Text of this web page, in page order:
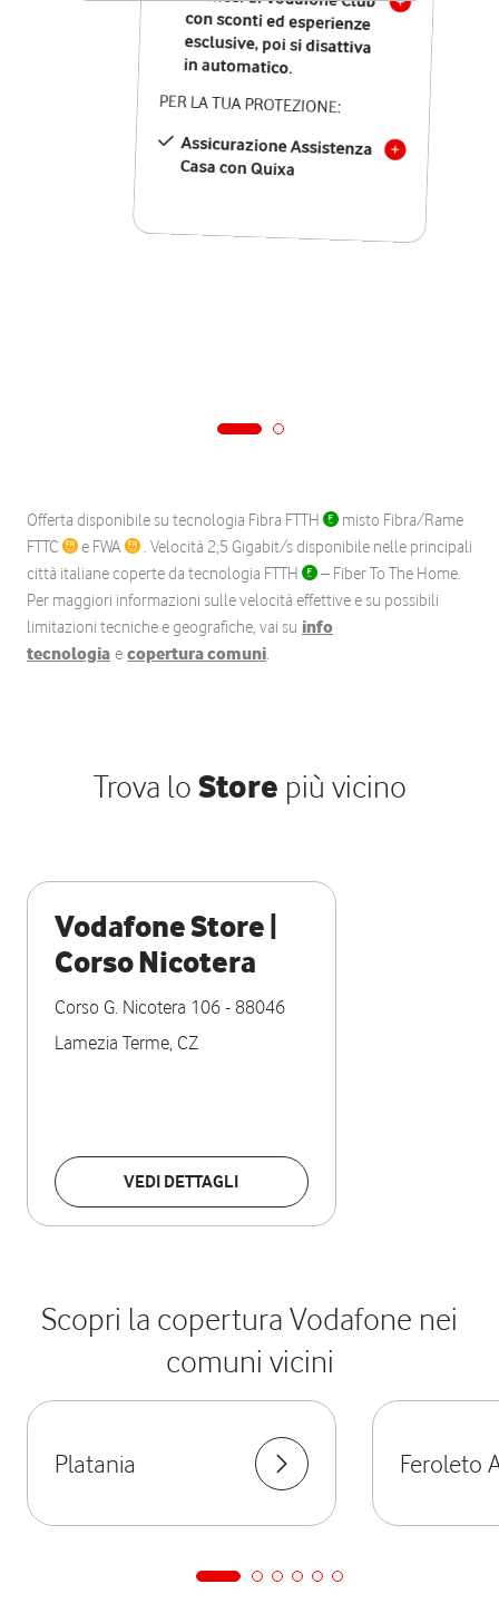
in automatico.
PER LA TUA PROTEZIONE:
Assicurazione Assistenza
Casa con Quixa
Offerta disponibile su tecnologia Fibra FTTH
misto Fibra/Rame
FTTC
e FWA
. Velocità 2,5 Gigabit/s disponibile nelle principali
città italiane coperte da tecnologia FTTH
– Fiber To The Home.
Per maggiori informazioni sulle velocità effettive e su possibili
limitazioni tecniche e geografiche, vai su info
tecnologia e copertura comuni.
Trova lo Store più vicino
Vodafone Store |
Corso Nicotera
Corso G. Nicotera 106 - 88046
Lamezia Terme, CZ
VEDI DETTAGLI
Scopri la copertura Vodafone nei
comuni vicini
Platania Feroleto